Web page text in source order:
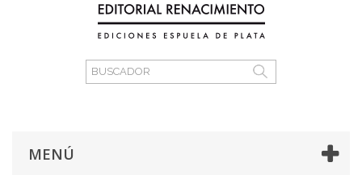
MENÚ